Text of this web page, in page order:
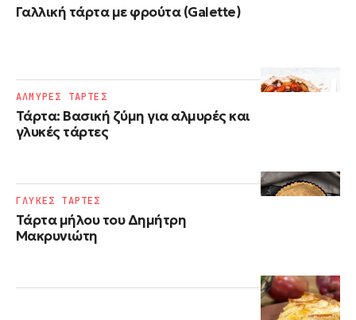
Γαλλική τάρτα με φρούτα (Galette)
Τάρτα: Βασική ζύμη για αλμυρές και
γλυκές τάρτες
ΑΛΜΥΡΕΣ ΤΑΡΤΕΣ
Τάρτα μήλου του Δημήτρη
Μακρυνιώτη
ΓΛΥΚΕΣ ΤΑΡΤΕΣ